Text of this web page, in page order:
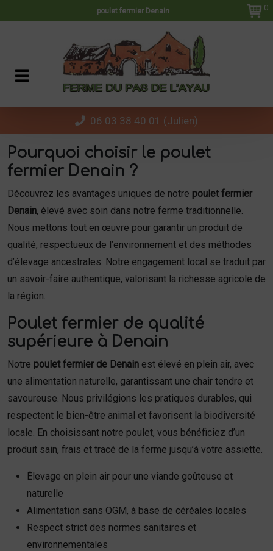
poulet fermier Denain 0
06 03 38 40 01 (Julien)
Pourquoi choisir le poulet
fermier Denain ?
Découvrez les avantages uniques de notre poulet fermier
Denain, élevé avec soin dans notre ferme traditionnelle.
Nous mettons tout en œuvre pour garantir un produit de
qualité, respectueux de l’environnement et des méthodes
d’élevage ancestrales. Notre engagement local se traduit par
un savoir-faire authentique, valorisant la richesse agricole de
la région.
Poulet fermier de qualité
supérieure à Denain
Notre poulet fermier de Denain est élevé en plein air, avec
une alimentation naturelle, garantissant une chair tendre et
savoureuse. Nous privilégions les pratiques durables, qui
respectent le bien-être animal et favorisent la biodiversité
locale. En choisissant notre poulet, vous bénéficiez d’un
produit sain, frais et tracé de la ferme jusqu’à votre assiette.
Élevage en plein air pour une viande goûteuse et
naturelle
Alimentation sans OGM, à base de céréales locales
Respect strict des normes sanitaires et
environnementales
Panneau de gestion des cookies